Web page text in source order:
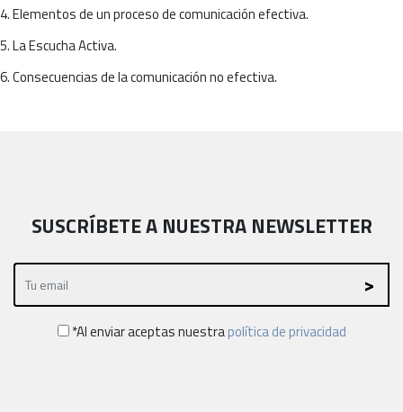
4. Elementos de un proceso de comunicación efectiva.
5. La Escucha Activa.
6. Consecuencias de la comunicación no efectiva.
SUSCRÍBETE A NUESTRA NEWSLETTER
*Al enviar aceptas nuestrapolítica de privacidad